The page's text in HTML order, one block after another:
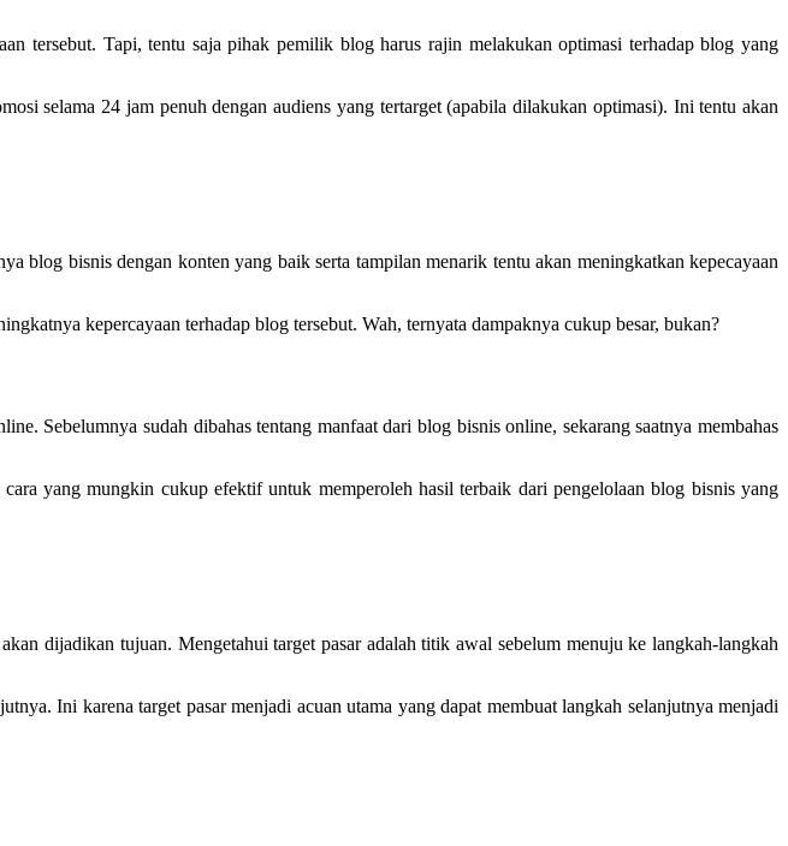
tersebut. Tapi, tentu saja pihak pemilik blog harus rajin melakukan optimasi terhadap blog yang
selama 24 jam penuh dengan audiens yang tertarget (apabila dilakukan optimasi). Ini tentu akan
blog bisnis dengan konten yang baik serta tampilan menarik tentu akan meningkatkan kepecayaan
kepercayaan terhadap blog tersebut. Wah, ternyata dampaknya cukup besar, bukan?
Sebelumnya sudah dibahas tentang manfaat dari blog bisnis online, sekarang saatnya membahas
yang mungkin cukup efektif untuk memperoleh hasil terbaik dari pengelolaan blog bisnis yang
dijadikan tujuan. Mengetahui target pasar adalah titik awal sebelum menuju ke langkah-langkah
Ini karena target pasar menjadi acuan utama yang dapat membuat langkah selanjutnya menjadi